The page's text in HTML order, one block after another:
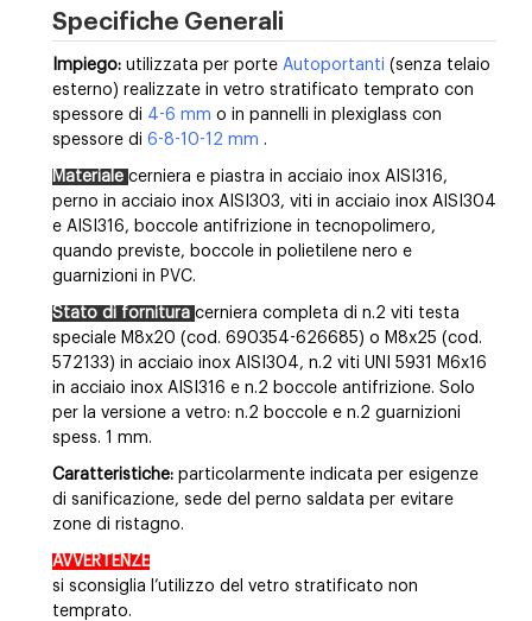
Specifiche Generali
Impiego: utilizzata per porte Autoportanti (senza telaio
esterno) realizzate in vetro stratificato temprato con
spessore di 4-6 mm o in pannelli in plexiglass con
spessore di 6-8-10-12 mm .
Materiale cerniera e piastra in acciaio inox AISI316,
perno in acciaio inox AISI303, viti in acciaio inox AISI304
e AISI316, boccole antifrizione in tecnopolimero,
quando previste, boccole in polietilene nero e
guarnizioni in PVC.
Stato di fornitura cerniera completa di n.2 viti testa
speciale M8x20 (cod. 690354-626685) o M8x25 (cod.
572133) in acciaio inox AISI304, n.2 viti UNI 5931 M6x16
in acciaio inox AISI316 e n.2 boccole antifrizione. Solo
per la versione a vetro: n.2 boccole e n.2 guarnizioni
spess. 1 mm.
Caratteristiche: particolarmente indicata per esigenze
di sanificazione, sede del perno saldata per evitare
zone di ristagno.
AVVERTENZE
si sconsiglia l’utilizzo del vetro stratificato non
temprato.